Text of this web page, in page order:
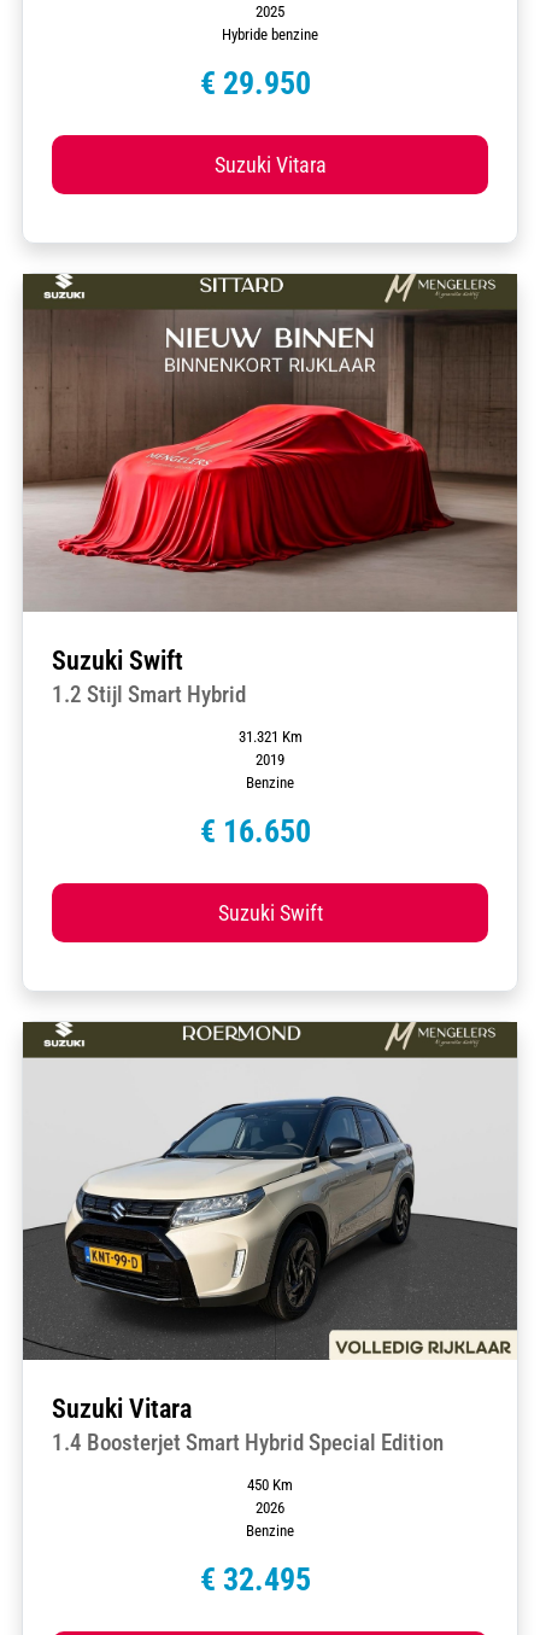
2025
Hybride benzine
€ 29.950
Suzuki Vitara
Suzuki Swift
1.2 Stijl Smart Hybrid
31.321 Km
2019
Benzine
€ 16.650
Suzuki Swift
Suzuki Vitara
1.4 Boosterjet Smart Hybrid Special Edition
450 Km
2026
Benzine
€ 32.495